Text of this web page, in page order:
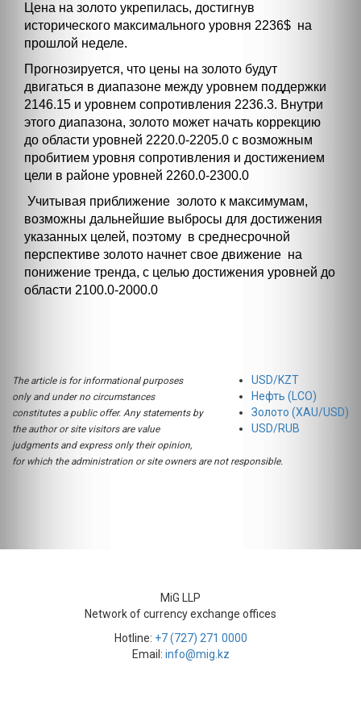
Цена на золото укрепилась, достигнув
исторического максимального уровня 2236$ на
прошлой неделе.
Прогнозируется, что цены на золото будут
двигаться в диапазоне между уровнем поддержки
2146.15 и уровнем сопротивления 2236.3. Внутри
этого диапазона, золото может начать коррекцию
до области уровней 2220.0-2205.0 с возможным
пробитием уровня сопротивления и достижением
цели в районе уровней 2260.0-2300.0
Учитывая приближение золото к максимумам,
возможны дальнейшие выбросы для достижения
указанных целей, поэтому в среднесрочной
перспективе золото начнет свое движение на
понижение тренда, c целью достижения уровней до
области 2100.0-2000.0
USD/KZT
Нефть (LCO)
Золото (XAU/USD)
USD/RUB
The article is for informational purposes
only and under no circumstances
constitutes a public offer. Any statements by
the author or site visitors are value
judgments and express only their opinion,
for which the administration or site owners are not responsible.
MiG LLP
Network of currency exchange offices
Hotline: +7 (727) 271 0000
Email: info@mig.kz